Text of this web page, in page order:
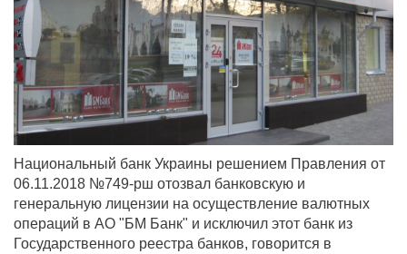
Национальный банк Украины решением Правления от
06.11.2018 №749-рш отозвал банковскую и
генеральную лицензии на осуществление валютных
операций в АО "БМ Банк" и исключил этот банк из
Государственного реестра банков, говорится в